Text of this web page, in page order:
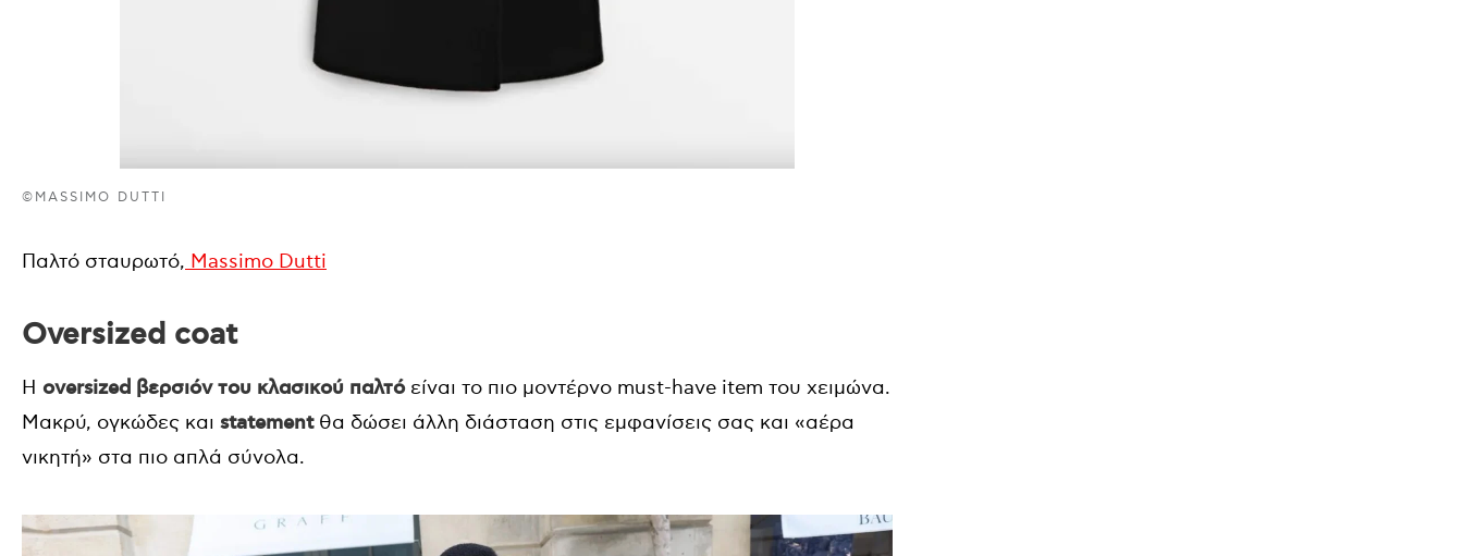
©MASSIMO DUTTI
Παλτό σταυρωτό, Massimo Dutti
Oversized coat
Η oversized βερσιόν του κλασικού παλτόείναι το πιο μοντέρνο must-have item του χειμώνα.
Μακρύ, ογκώδες και statementθα δώσει άλλη διάσταση στις εμφανίσεις σας και «αέρα
νικητή» στα πιο απλά σύνολα.